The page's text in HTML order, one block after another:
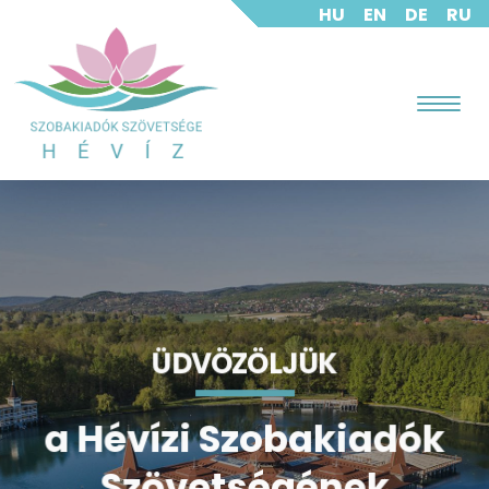
HU EN DE RU
ÜDVÖZÖLJÜK
a Hévízi Szobakiadók
ÜDVÖZÖLJÜK
a Hévízi Szobakiadók
ÜDVÖZÖLJÜK
a Hévízi Szobakiadók
ÜDVÖZÖLJÜK
a Hévízi Szobakiadók